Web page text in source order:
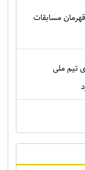
مسابقات
تیم ملی